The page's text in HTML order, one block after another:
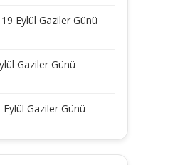
Gençler, Erzurum’un
September 14, 2025
19 Eylül Gaziler Günü
Gaziler Günü
Eylül Gaziler Günü